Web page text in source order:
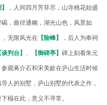
，人间四月芳菲尽，山寺桃花始盛
碣，曲径通幽，湖光山色，风景如
，无限风光在 【险峰】 ，后人为奉祠
谈判台】 、 【御碑亭】 碑上刻着朱元
观蒋介石和宋美龄在庐山生活时候
人的别墅，庐山别墅的代表之作，
榻在此，意义不寻常。